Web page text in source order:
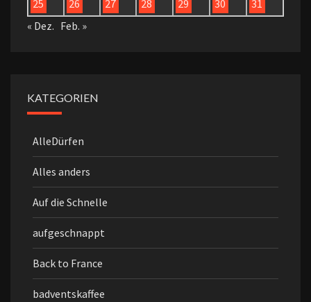
25
26 27 28 29 30
31
« Dez. Feb. »
KATEGORIEN
AlleDürfen
Alles anders
Auf die Schnelle
aufgeschnappt
Back to France
badventskaffee